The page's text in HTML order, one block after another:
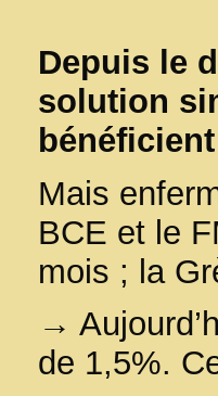
Depuis le
solution
Mais
BCE et le
mois ; la
→
de 1,5%.